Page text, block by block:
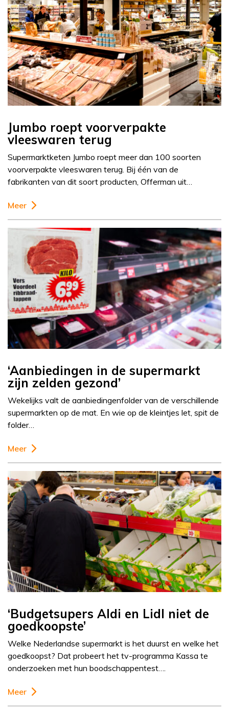
Jumbo roept voorverpakte
vleeswaren terug
Supermarktketen Jumbo roept meer dan 100 soorten
voorverpakte vleeswaren terug. Bij één van de
fabrikanten van dit soort producten, Offerman uit…
Meer
‘Aanbiedingen in de supermarkt
zijn zelden gezond’
Wekelijks valt de aanbiedingenfolder van de verschillende
supermarkten op de mat. En wie op de kleintjes let, spit de
folder…
Meer
‘Budgetsupers Aldi en Lidl niet de
goedkoopste’
Welke Nederlandse supermarkt is het duurst en welke het
goedkoopst? Dat probeert het tv-programma Kassa te
onderzoeken met hun boodschappentest….
Meer